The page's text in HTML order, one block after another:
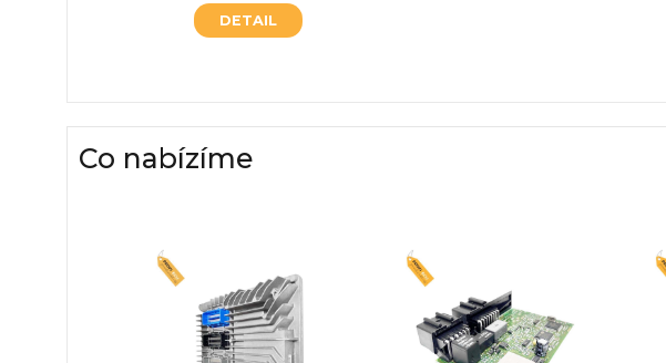
DETAIL
Co nabízíme